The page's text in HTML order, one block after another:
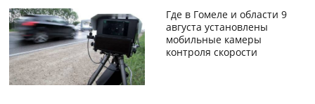
Где в Гомеле и области 9
августа установлены
мобильные камеры
контроля скорости